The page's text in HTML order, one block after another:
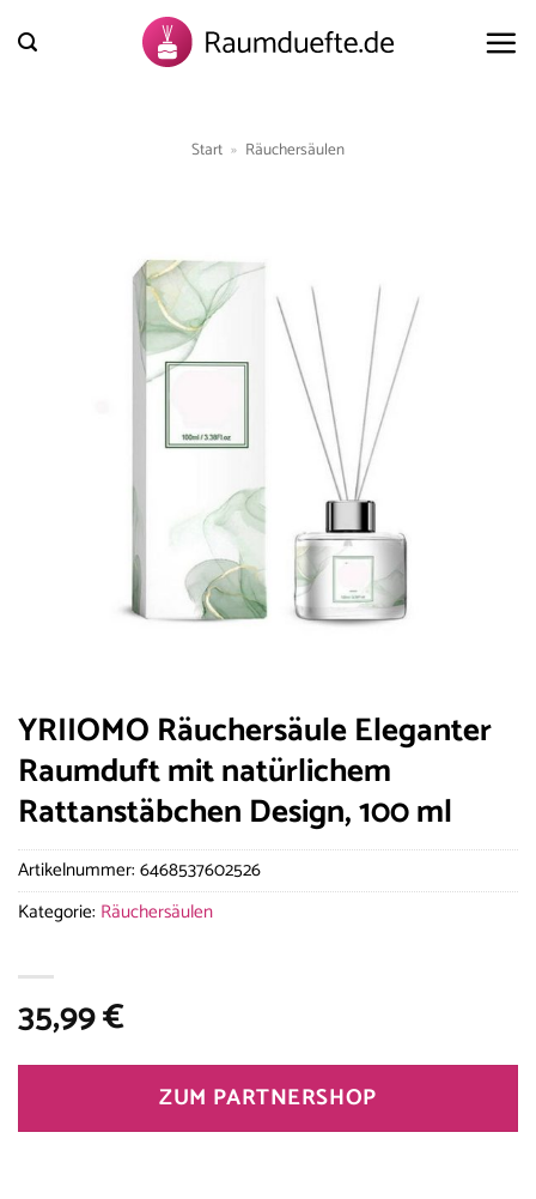
Inhalt
Start » Räuchersäulen
YRIIOMO Räuchersäule Eleganter
Raumduft mit natürlichem
Rattanstäbchen Design, 100 ml
35,99€
ZUM PARTNERSHOP
Artikelnummer: 6468537602526
Kategorie: Räuchersäulen